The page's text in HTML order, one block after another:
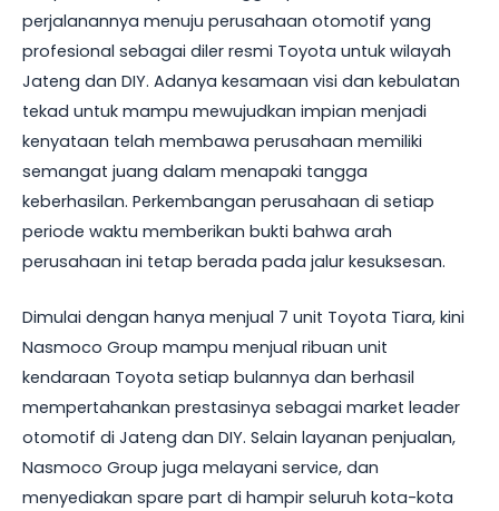
perjalanannya menuju perusahaan otomotif yang
profesional sebagai diler resmi Toyota untuk wilayah
Jateng dan DIY. Adanya kesamaan visi dan kebulatan
tekad untuk mampu mewujudkan impian menjadi
kenyataan telah membawa perusahaan memiliki
semangat juang dalam menapaki tangga
keberhasilan. Perkembangan perusahaan di setiap
periode waktu memberikan bukti bahwa arah
perusahaan ini tetap berada pada jalur kesuksesan.
Dimulai dengan hanya menjual 7 unit Toyota Tiara, kini
Nasmoco Group mampu menjual ribuan unit
kendaraan Toyota setiap bulannya dan berhasil
mempertahankan prestasinya sebagai market leader
otomotif di Jateng dan DIY. Selain layanan penjualan,
Nasmoco Group juga melayani service, dan
menyediakan spare part di hampir seluruh kota-kota